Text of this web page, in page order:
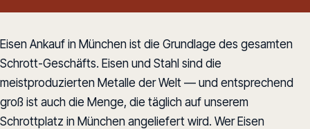
Eisen Ankauf in München ist die Grundlage des gesamten
Schrott-Geschäfts. Eisen und Stahl sind die
meistproduzierten Metalle der Welt — und entsprechend
groß ist auch die Menge, die täglich auf unserem
Schrottplatz in München angeliefert wird. Wer Eisen